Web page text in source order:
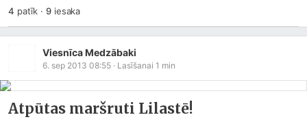
4 patīk ·9iesaka
Viesnīca Medzābaki
6. sep 2013 08:55 · Lasīšanai 1 min
Atpūtas maršruti Lilastē!